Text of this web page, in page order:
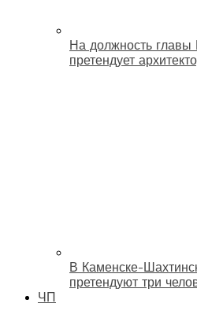
На должность главы
претендует
В Каменске-
претендуют три
ЧП